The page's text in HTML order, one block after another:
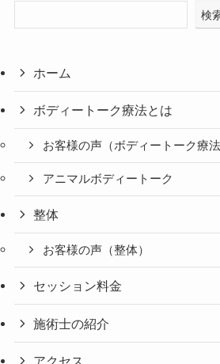
検
ホーム
ボディートーク療法とは
お客様の声（ボディートーク療法
アニマルボディートーク
整体
お客様の声（整体）
セッション料金
施術士の紹介
アクセス